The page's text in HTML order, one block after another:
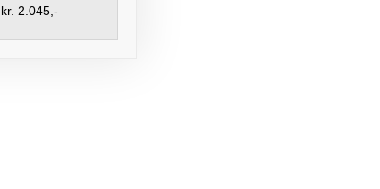
kr. 2.045,-